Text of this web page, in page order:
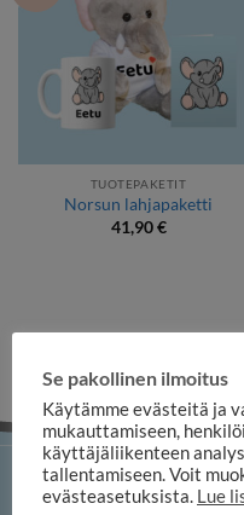
TUOTEPAKETIT
Norsun lahjapaketti
41,90€
iloosi-
Se pakollinen ilmoitus
Käytämme evästeitä ja
mukauttamiseen,
käyttäjäliikenteen
tallentamiseen. Voit
evästeasetuksista. Lue